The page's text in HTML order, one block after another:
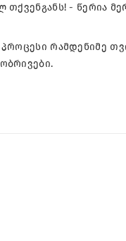
- წერია
რამდენიმე